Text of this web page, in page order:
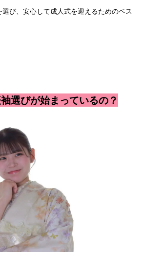
び、安心して成人式を迎えるためのベス
選びが始まっているの？